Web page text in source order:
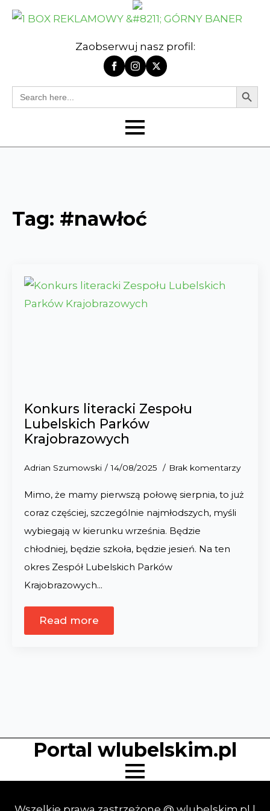
Zaobserwuj nasz profil:
Search
for:
Search
Tag: #nawłoć
Konkurs literacki Zespołu
Lubelskich Parków
Krajobrazowych
Adrian Szumowski 14/08/2025 Brak komentarzy
Mimo, że mamy pierwszą połowę sierpnia, to już
coraz częściej, szczególnie najmłodszych, myśli
wybiegają w kierunku września. Będzie
chłodniej, będzie szkoła, będzie jesień. Na ten
okres Zespół Lubelskich Parków
Krajobrazowych…
Read more
Portal wlubelskim.pl